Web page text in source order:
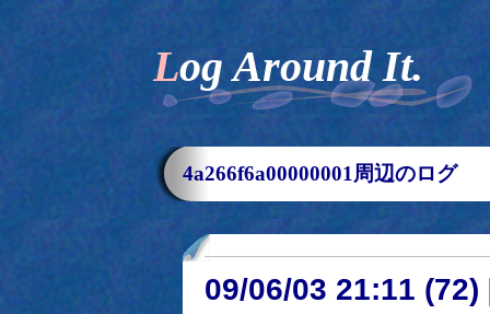
Log Around It.
4a266f6a00000001周辺のログ
09/06/03 21:11 (72)